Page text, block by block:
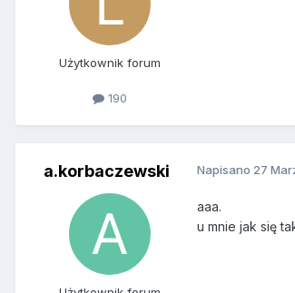
Użytkownik forum
190
a.korbaczewski Napisano 27
aaa.
u mnie jak się